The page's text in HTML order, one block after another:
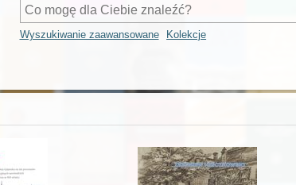
Wyszukiwanie zaawansowane Kolekcje